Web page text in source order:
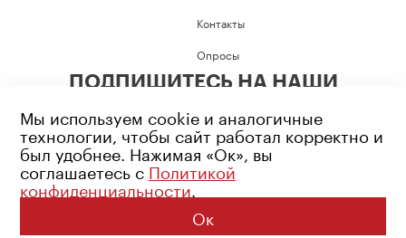
Контакты
Опросы
ПОДПИШИТЕСЬ НА НАШИ
Возрастное ограничение: 16+
Политика конфиденциальности
© 2026 Все права защищены
Мы используем cookie и аналогичные
технологии, чтобы сайт работал корректно и
был удобнее. Нажимая «Ок», вы
соглашаетесь с Политикой
конфиденциальности.
Ок